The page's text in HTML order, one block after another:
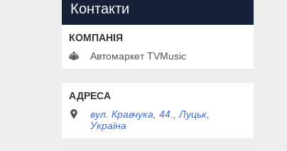
Контакти
Автомаркет TVMusic
вул. Кравчука, 44., Луцьк,
Україна